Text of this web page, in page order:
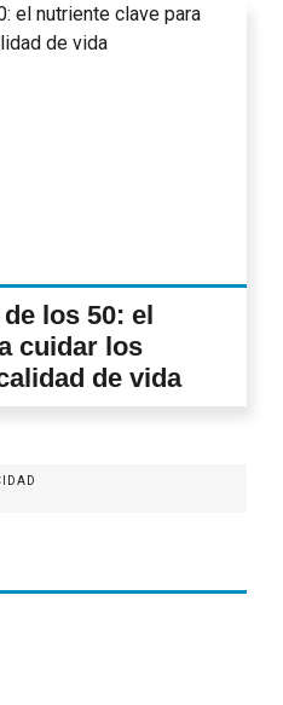
los 50: el
cuidar los
de vida